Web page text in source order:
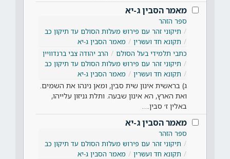
מאמר הסבין ג-יא
ספר הזהר
תיקוני זהר עם פירוש מעלות הסולם עד תיקון כב
תקונא חד ועשרין
מאמר הסבין ג-יא
כתבי תלמידי בעל הסולם
הרב יהודה צבי ברנדוויין
תיקוני זהר עם פירוש מעלות הסולם עד תיקון כב
תקונא חד ועשרין
מאמר הסבין ג-יא
ג) בראשית אינון שית סבין, ומאן נינהו את השמים.
ואת הארץ, הא אינון שבעה. ותלת גניזון עלייהו,
באלין ז׳ סבין.…
מאמר הסבין ג-יא
ספר הזהר
תיקוני זהר עם פירוש מעלות הסולם עד תיקון כב
תקונא חד ועשרין
מאמר הסבין ג-יא